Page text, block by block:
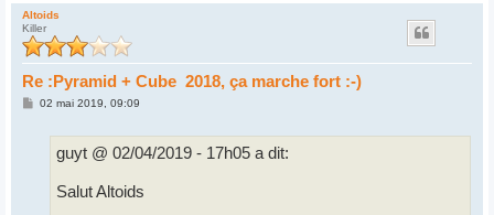
Altoids
Killer
Re :Pyramid + Cube 2018, ça marche fort :-)
M02 mai 2019, 09:09
guyt @ 02/04/2019 - 17h05 a dit:
Salut Altoids